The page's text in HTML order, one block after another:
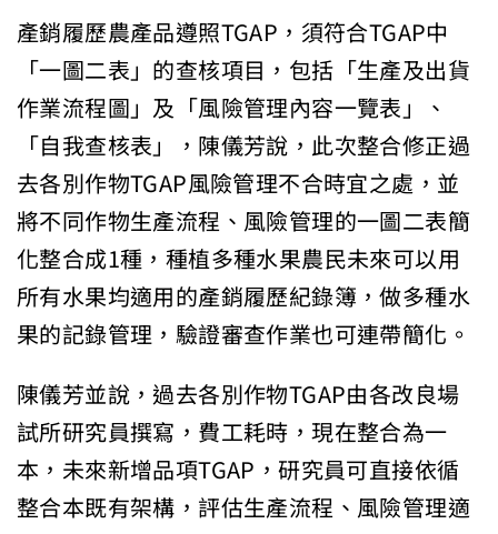
產銷履歷農產品遵照TGAP，須符合TGAP中
「一圖二表」的查核項目，包括「生產及出貨
作業流程圖」及「風險管理內容一覽表」、
「自我查核表」，陳儀芳說，此次整合修正過
去各別作物TGAP風險管理不合時宜之處，並
將不同作物生產流程、風險管理的一圖二表簡
化整合成1種，種植多種水果農民未來可以用
所有水果均適用的產銷履歷紀錄簿，做多種水
果的記錄管理，驗證審查作業也可連帶簡化。
陳儀芳並說，過去各別作物TGAP由各改良場
試所研究員撰寫，費工耗時，現在整合為一
本，未來新增品項TGAP，研究員可直接依循
整合本既有架構，評估生產流程、風險管理適